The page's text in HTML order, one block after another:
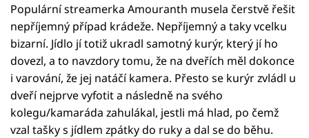
Populární streamerka Amouranth musela čerstvě řešit
nepříjemný případ krádeže. Nepříjemný a taky vcelku
bizarní. Jídlo jí totiž ukradl samotný kurýr, který jí ho
dovezl, a to navzdory tomu, že na dveřích měl dokonce
i varování, že jej natáčí kamera. Přesto se kurýr zvládl u
dveří nejprve vyfotit a následně na svého
kolegu/kamaráda zahulákal, jestli má hlad, po čemž
vzal tašky s jídlem zpátky do ruky a dal se do běhu.